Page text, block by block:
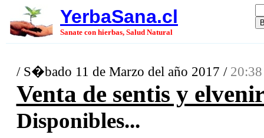
YerbaSana.cl
Sanate con hierbas, Salud Natural
/ S�bado 11 de Marzo del año 2017 /
Venta de sentis y
Disponibles...